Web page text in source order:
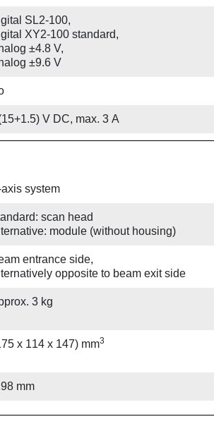
SL2-100,
XY2-100 standard,
±4.8 V,
±9.6 V
V DC, max. 3 A
axis system
scan head
module (without housing)
entrance side,
opposite to beam exit side
3 kg
x 114 x 147) mm3
mm